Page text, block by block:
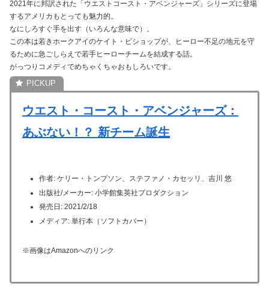
2021年に邦訳された「ウエストコースト・アベンジャーズ」シリーズに登場
するアメリカもとっても魅力的。
なにしろすぐ手を出す（いろんな意味で）。
この本は若きホークアイのケイト・ビショップが、ヒーロー不足の地元を守
るために急ごしらえで若手ヒーローチームを結成する話。
がっつりコメディでめちゃくちゃおもしろいです。
ウエスト・コースト・アベンジャーズ：
あぶない！？ 新チーム誕生
作者: ケリー・トンプソン、ステファノ・カセッリ、吉川 悠
出版社/メーカー: 小学館集英社プロダクション
発売日: 2021/2/18
メディア: 単行本（ソフトカバー）
※画像はAmazonへのリンク